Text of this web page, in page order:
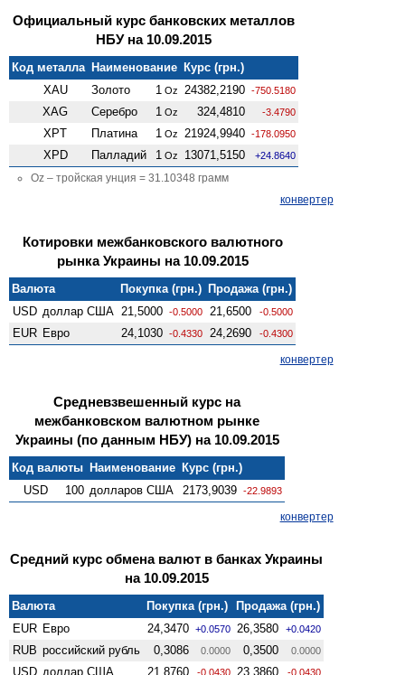
Официальный курс банковских металлов
НБУ на 10.09.2015
Код металла Наименование Курс (грн.)
XAU
Золото 1 Oz 24382,2190 -750.5180
XAG Серебро 1 Oz 324,4810 -3.4790
XPT Платина 1 Oz 21924,9940 -178.0950
XPD Палладий 1 Oz 13071,5150 +24.8640
Oz – тройская унция = 31.10348 грамм
конвертер
Котировки межбанковского валютного
рынка Украины на 10.09.2015
Валюта Покупка (грн.) Продажа (грн.)
USD доллар США 21,5000 -0.5000 21,6500 -0.5000
EUR Евро 24,1030 -0.4330 24,2690 -0.4300
конвертер
Средневзвешенный курс на
межбанковском валютном рынке
Украины (по данным НБУ) на 10.09.2015
Код валюты Наименование Курс (грн.)
USD
100 долларов США 2173,9039 -22.9893
конвертер
Средний курс обмена валют в банках Украины
на 10.09.2015
Валюта Покупка (грн.)
Продажа (грн.)
EUR Евро 24,3470 +0.0570 26,3580 +0.0420
RUB российский рубль 0,3086 0.0000 0,3500 0.0000
USD доллар США 21,8760 -0.0430 23,3860 -0.0430